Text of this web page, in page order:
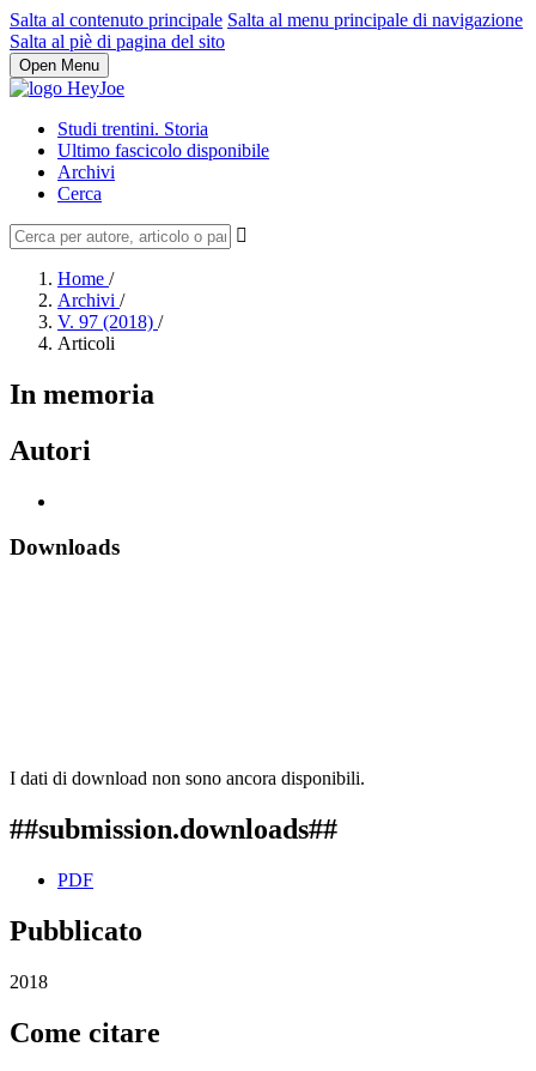
Salta al contenuto principale Salta al menu principale di navigazione
Salta al piè di pagina del sito
Open Menu
Studi trentini. Storia
Ultimo fascicolo disponibile
Archivi
Cerca
Home /
Archivi /
V. 97 (2018) /
Articoli
In memoria
Autori
Downloads
I dati di download non sono ancora disponibili.
##submission.downloads##
PDF
Pubblicato
2018
Come citare